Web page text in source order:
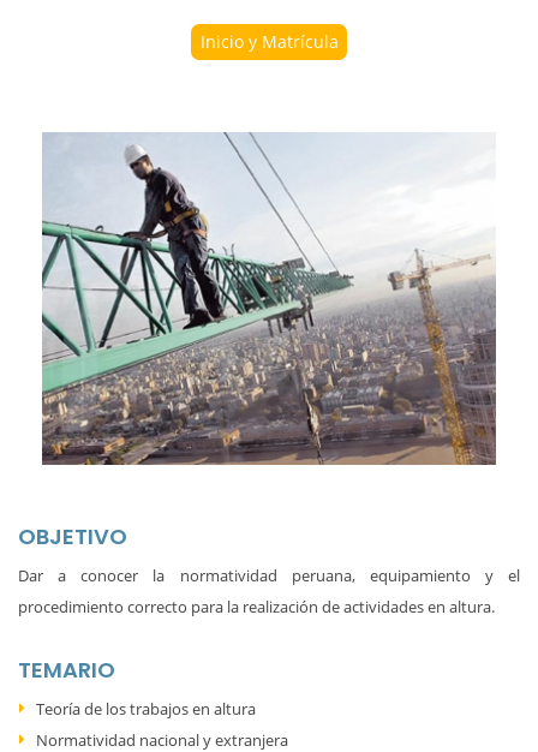
Inicio y Matrícula
OBJETIVO
Dar a conocer la normatividad peruana, equipamiento y el
procedimiento correcto para la realización de actividades en altura.
TEMARIO
Teoría de los trabajos en altura
Normatividad nacional y extranjera